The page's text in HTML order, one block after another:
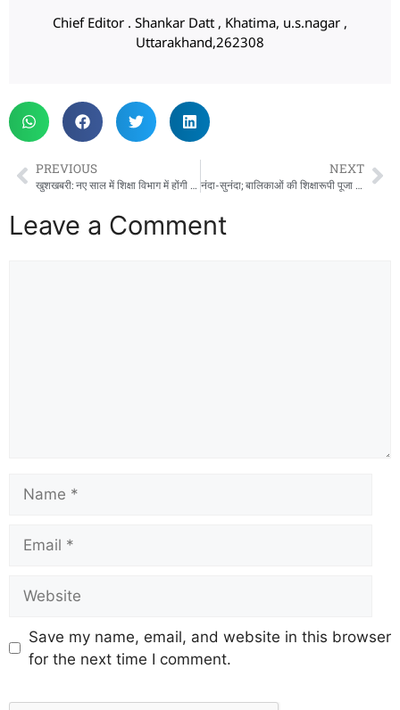
Chief Editor . Shankar Datt , Khatima, u.s.nagar ,
Uttarakhand,262308
PREVIOUS
खुशखबरी: नए साल में शिक्षा विभाग में होंगी बंपर भर्तियां, 6000 नौकरियां देगी सरकार
NEXT
नंदा-सुनंदा; बालिकाओं की शिक्षारूपी पूजा से जिला प्र्रशासन ने शुरू किया वर्ष का पहला दिन
Leave a Comment
Save my name, email, and website in this browser
for the next time I comment.